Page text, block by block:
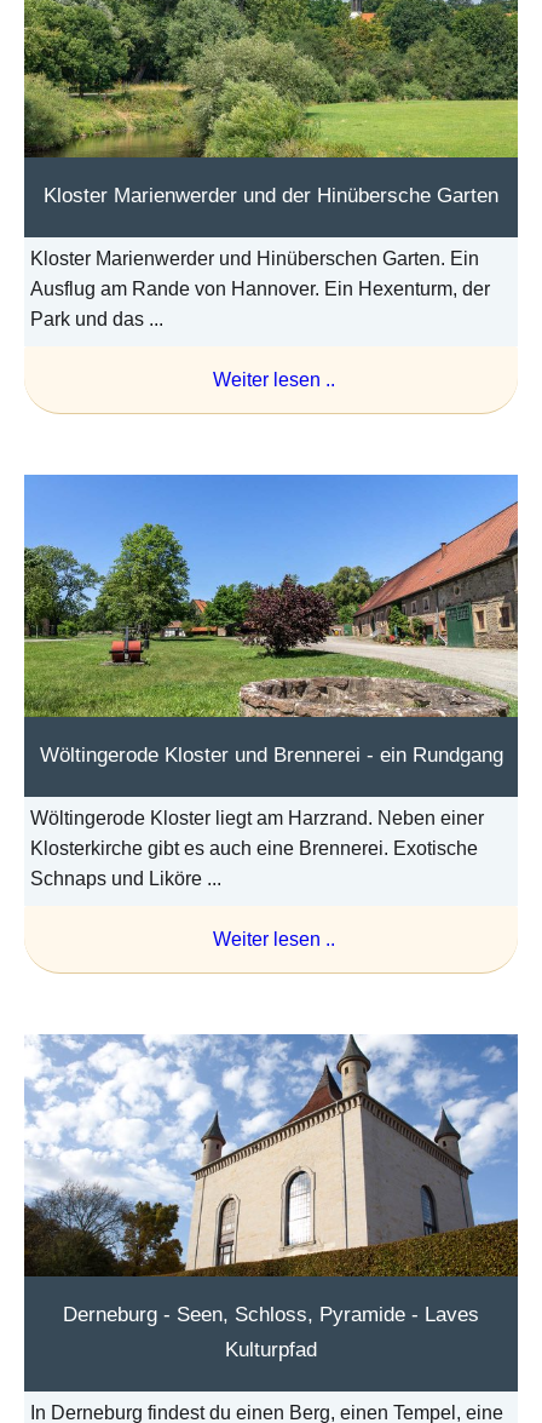
Kloster Marienwerder und der Hinübersche Garten
Kloster Marienwerder und Hinüberschen Garten. Ein
Ausflug am Rande von Hannover. Ein Hexenturm, der
Park und das ...
Weiter lesen ..
Wöltingerode Kloster und Brennerei - ein Rundgang
Wöltingerode Kloster liegt am Harzrand. Neben einer
Klosterkirche gibt es auch eine Brennerei. Exotische
Schnaps und Liköre ...
Weiter lesen ..
Derneburg - Seen, Schloss, Pyramide - Laves
Kulturpfad
In Derneburg findest du einen Berg, einen Tempel, eine